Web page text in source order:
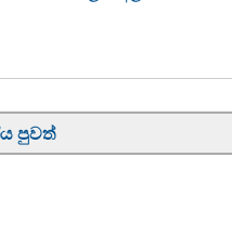
පුවත්